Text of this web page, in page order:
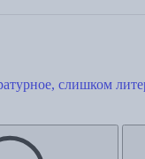
слишком